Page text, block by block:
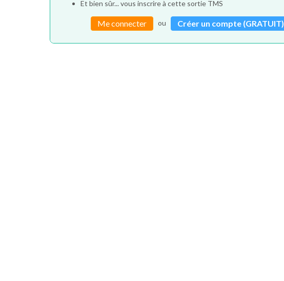
Et bien sûr... vous inscrire à cette sortie TMS
Me connecter ou Créer un compte (GRATUIT)